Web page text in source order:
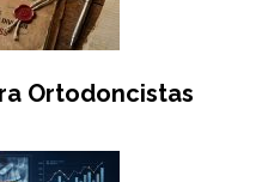
Ortodoncistas